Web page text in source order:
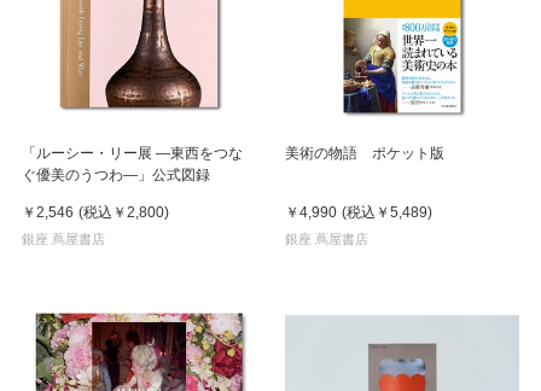
「ルーシー・リー展 ―東西をつな
ぐ優美のうつわ―」公式図録
￥2,546 (税込 ￥2,800)
銀座 蔦屋書店
美術の物語 ポケット版
￥4,990 (税込 ￥5,489)
銀座 蔦屋書店